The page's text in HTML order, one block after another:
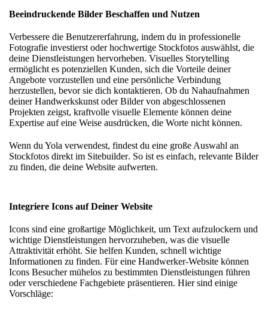
Beeindruckende Bilder Beschaffen und Nutzen
Verbessere die Benutzererfahrung, indem du in professionelle
Fotografie investierst oderhochwertige Stockfotos auswählst, die
deine Dienstleistungen hervorheben. Visuelles Storytelling
ermöglicht es potenziellen Kunden, sich die Vorteile deiner
Angebote vorzustellen und eine persönliche Verbindung
herzustellen, bevor sie dich kontaktieren. Ob du Nahaufnahmen
deiner Handwerkskunst oder Bilder von abgeschlossenen
Projekten zeigst, kraftvolle visuelle Elemente können deine
Expertise auf eine Weise ausdrücken, die Worte nicht können.
Wenn du Yola verwendest, findest du eine große Auswahl an
Stockfotos direkt im Sitebuilder. So ist es einfach, relevante Bilder
zu finden, die deine Website aufwerten.
Integriere Icons auf Deiner Website
Icons sind eine großartige Möglichkeit, um Text aufzulockern und
wichtige Dienstleistungen hervorzuheben, was die visuelle
Attraktivität erhöht. Sie helfen Kunden, schnell wichtige
Informationen zu finden. Für eine Handwerker-Website können
Icons Besucher mühelos zu bestimmten Dienstleistungen führen
oder verschiedene Fachgebiete präsentieren. Hier sind einige
Vorschläge: